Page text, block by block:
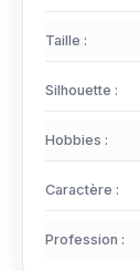
Taille :
Silhouette :
Hobbies :
Caractère :
Profession :